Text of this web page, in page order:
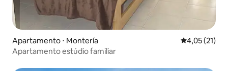
Apartamento ⋅ Montería 4,05 de uma
4,05 (21)
Apartamento estúdio familiar